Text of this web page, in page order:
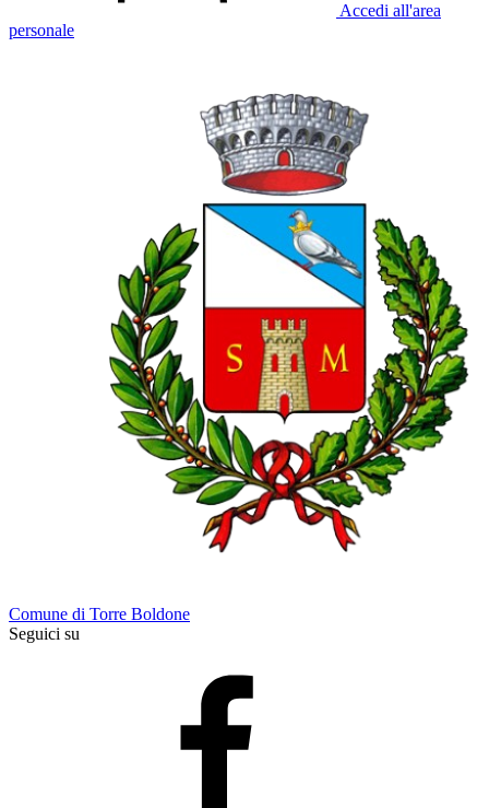
Accedi all'area
personale
Comune di Torre Boldone
Seguici su